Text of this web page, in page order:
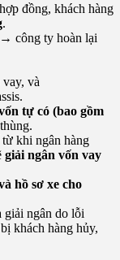
đồng, khách hàng
.
công ty hoàn lại
và
tự có (bao gồm
khi ngân hàng
giải ngân vốn vay
hồ sơ xe cho
giải ngân do lỗi
khách hàng hủy,